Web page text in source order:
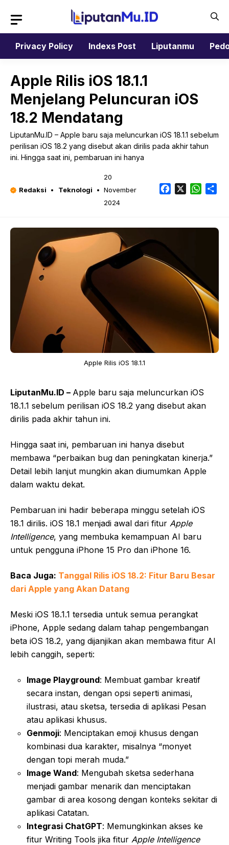
isi
Privacy Policy
Indexs Post Liputanmu
Apple Rilis iOS 18.1.1
Menjelang Peluncuran iOS
18.2 Mendatang
LiputanMu.ID – Apple baru saja meluncurkan iOS 18.1.1 sebelum
perilisan iOS 18.2 yang disebut akan dirilis pada akhir tahun
ini. Hingga saat ini, pembaruan ini hanya
Redaksi Teknologi
20
November
2024
Facebook
Apple Rilis iOS 18.1.1
LiputanMu.ID – Apple baru saja meluncurkan iOS
18.1.1 sebelum perilisan iOS 18.2 yang disebut akan
dirilis pada akhir tahun ini.
Hingga saat ini, pembaruan ini hanya disebut
membawa “perbaikan bug dan peningkatan kinerja.”
Detail lebih lanjut mungkin akan diumumkan Apple
dalam waktu dekat.
Pembaruan ini hadir beberapa minggu setelah iOS
18.1 dirilis. iOS 18.1 menjadi awal dari fitur Apple
Intelligence, yang membuka kemampuan AI baru
untuk pengguna iPhone 15 Pro dan iPhone 16.
Baca Juga: Tanggal Rilis iOS 18.2: Fitur Baru Besar
dari Apple yang Akan Datang
Meski iOS 18.1.1 tersedia untuk semua perangkat
iPhone, Apple sedang dalam tahap pengembangan
beta iOS 18.2, yang dijanjikan akan membawa fitur AI
lebih canggih, seperti:
Image Playground: Membuat gambar kreatif
secara instan, dengan opsi seperti animasi,
ilustrasi, atau sketsa, tersedia di aplikasi Pesan
atau aplikasi khusus.
Genmoji: Menciptakan emoji khusus dengan
kombinasi dua karakter, misalnya “monyet
dengan topi merah muda.”
Image Wand: Mengubah sketsa sederhana
menjadi gambar menarik dan menciptakan
gambar di area kosong dengan konteks sekitar di
aplikasi Catatan.
Integrasi ChatGPT: Memungkinkan akses ke
fitur Writing Tools jika fitur Apple Intelligence